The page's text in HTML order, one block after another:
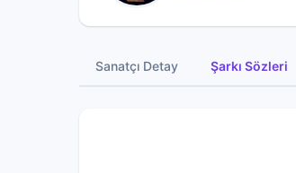
Sanatçı Detay Şarkı Sözleri